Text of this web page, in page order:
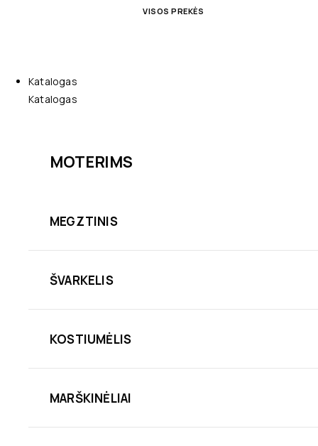
VISOS PREKĖS
Katalogas
Katalogas
MOTERIMS
MEGZTINIS
ŠVARKELIS
KOSTIUMĖLIS
MARŠKINĖLIAI